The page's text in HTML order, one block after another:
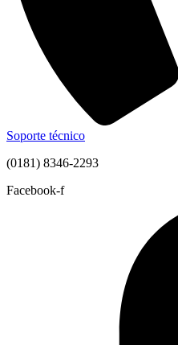
Soporte técnico
(0181) 8346-2293
Facebook-f